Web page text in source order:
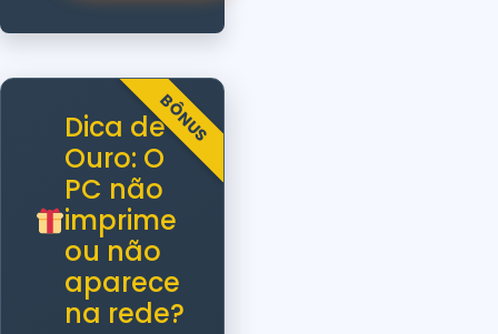
BÔNUS
Dica de
Ouro: O
PC não
imprime
ou não
aparece
na rede?